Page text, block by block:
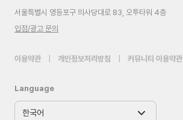
서울특별시 영등포구 의사당대로 83, 오투타워 4층
입점/광고 문의
이용약관 개인정보처리방침 커뮤니티 이용약관
Language